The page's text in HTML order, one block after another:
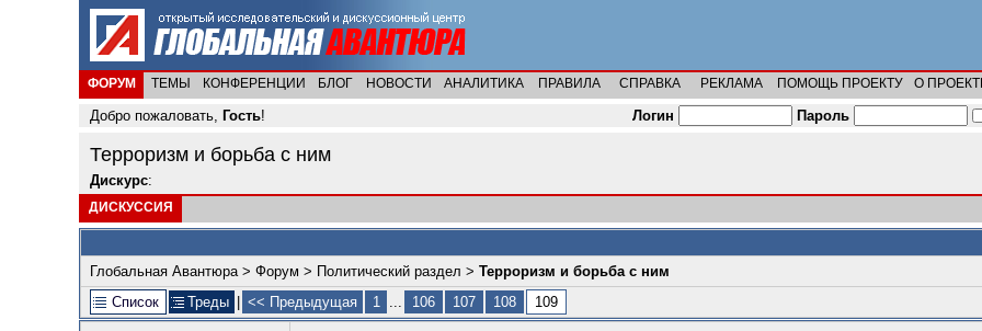
ФОРУМ ТЕМЫ КОНФЕРЕНЦИИ БЛОГ НОВОСТИ АНАЛИТИКА ПРАВИЛА СПРАВКА РЕКЛАМА ПОМОЩЬ ПРОЕКТУ О
Добро пожаловать, Гость! Логин Пароль
Терроризм и борьба с ним
Дискурс:
ДИСКУССИЯ
Глобальная Авантюра> Форум > Политический раздел > Терроризм и борьба с ним
Список
Треды << Предыдущая 1 ... 106 107 108 109